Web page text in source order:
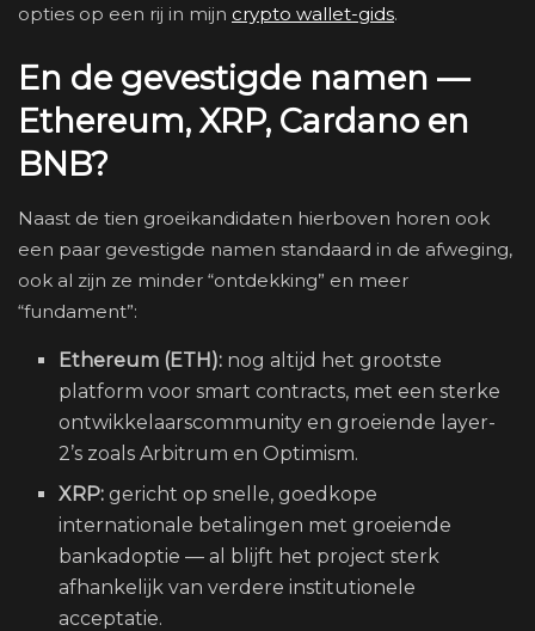
opties op een rij in mijn crypto wallet-gids.
En de gevestigde namen —
Ethereum, XRP, Cardano en
BNB?
Naast de tien groeikandidaten hierboven horen ook
een paar gevestigde namen standaard in de afweging,
ook al zijn ze minder “ontdekking” en meer
“fundament”:
Ethereum (ETH): nog altijd het grootste
platform voor smart contracts, met een sterke
ontwikkelaarscommunity en groeiende layer-
2’s zoals Arbitrum en Optimism.
XRP: gericht op snelle, goedkope
internationale betalingen met groeiende
bankadoptie — al blijft het project sterk
afhankelijk van verdere institutionele
acceptatie.